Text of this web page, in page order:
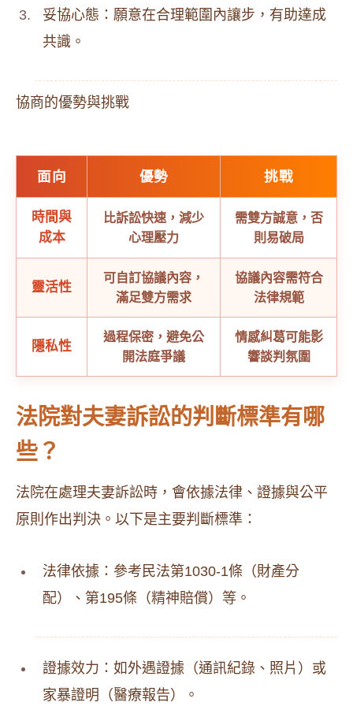
妥協心態：願意在合理範圍內讓步，有助達成
共識。
協商的優勢與挑戰
面向 優勢 挑戰
時間與
成本
比訴訟快速，減少
心理壓力
需雙方誠意，否
則易破局
靈活性
可自訂協議內容，
滿足雙方需求
協議內容需符合
法律規範
隱私性
過程保密，避免公
開法庭爭議
情感糾葛可能影
響談判氛圍
法院對夫妻訴訟的判斷標準有哪
些？
法院在處理夫妻訴訟時，會依據法律、證據與公平
原則作出判決。以下是主要判斷標準：
法律依據：參考民法第1030-1條（財產分
配）、第195條（精神賠償）等。
證據效力：如外遇證據（通訊紀錄、照片）或
家暴證明（醫療報告）。